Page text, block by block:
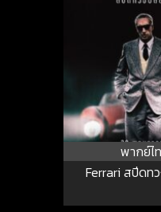
พากย์ไ
Ferrari สปีดท